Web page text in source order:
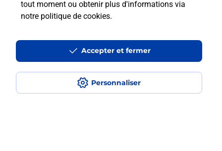
tout moment ou obtenir plus d'informations via
notre politique de cookies.
Personnaliser
Accepter et fermer
Acheter un smartphone Samsung